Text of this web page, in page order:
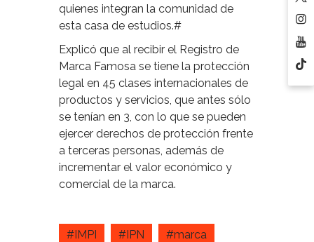
quienes integran la comunidad de
esta casa de estudios.#
Explicó que al recibir el Registro de
Marca Famosa se tiene la protección
legal en 45 clases internacionales de
productos y servicios, que antes sólo
se tenían en 3, con lo que se pueden
ejercer derechos de protección frente
a terceras personas, además de
incrementar el valor económico y
comercial de la marca.
#IMPI #IPN
#marca